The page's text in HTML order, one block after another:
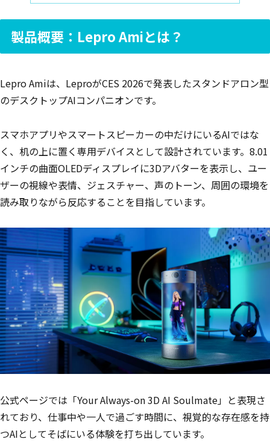
製品概要：Lepro Amiとは？
Lepro Amiは、LeproがCES 2026で発表したスタンドアロン型
のデスクトップAIコンパニオンです。
スマホアプリやスマートスピーカーの中だけにいるAIではな
く、机の上に置く専用デバイスとして設計されています。8.01
インチの曲面OLEDディスプレイに3Dアバターを表示し、ユー
ザーの視線や表情、ジェスチャー、声のトーン、周囲の環境を
読み取りながら反応することを目指しています。
公式ページでは「Your Always-on 3D AI Soulmate」と表現さ
れており、仕事中や一人で過ごす時間に、視覚的な存在感を持
つAIとしてそばにいる体験を打ち出しています。